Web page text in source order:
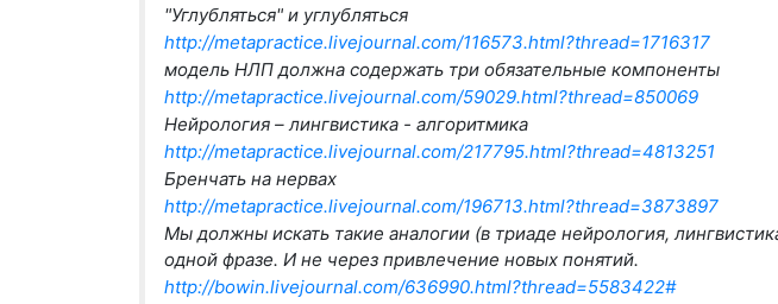
"Углубляться" и углубляться
http://metapractice.livejournal.com/116573.html?thread=1716317
модель НЛП должна содержать три обязательные компоненты
http://metapractice.livejournal.com/59029.html?thread=850069
Нейрология – лингвистика - алгоритмика
http://metapractice.livejournal.com/217795.html?thread=4813251
Бренчать на нервах
http://metapractice.livejournal.com/196713.html?thread=3873897
Мы должны искать такие аналогии (в триаде нейрология,
одной фразе. И не через привлечение новых понятий.
http://bowin.livejournal.com/636990.html?thread=5583422#